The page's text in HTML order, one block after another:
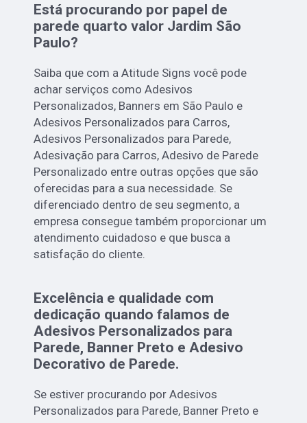
Está procurando por papel de
parede quarto valor Jardim São
Paulo?
Saiba que com a Atitude Signs você pode
achar serviços como Adesivos
Personalizados, Banners em São Paulo e
Adesivos Personalizados para Carros,
Adesivos Personalizados para Parede,
Adesivação para Carros, Adesivo de Parede
Personalizado entre outras opções que são
oferecidas para a sua necessidade. Se
diferenciado dentro de seu segmento, a
empresa consegue também proporcionar um
atendimento cuidadoso e que busca a
satisfação do cliente.
Excelência e qualidade com
dedicação quando falamos de
Adesivos Personalizados para
Parede, Banner Preto e Adesivo
Decorativo de Parede.
Se estiver procurando por Adesivos
Personalizados para Parede, Banner Preto e